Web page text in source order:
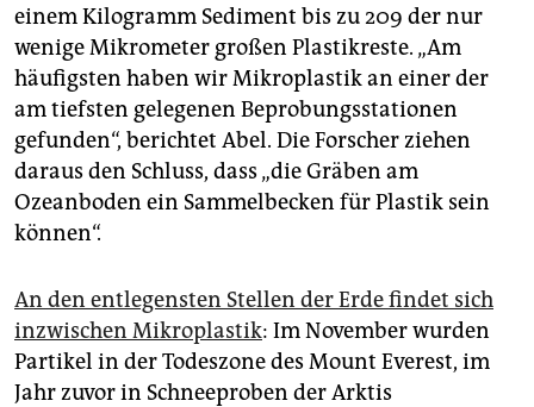
einem Kilogramm Sediment bis zu 209 der nur
wenige Mikrometer großen Plastikreste. „Am
häufigsten haben wir Mikroplastik an einer der
am tiefsten gelegenen Beprobungsstationen
gefunden“, berichtet Abel. Die Forscher ziehen
daraus den Schluss, dass „die Gräben am
Ozeanboden ein Sammelbecken für Plastik sein
können“.
An den entlegensten Stellen der Erde findet sich
inzwischen Mikroplastik: Im November wurden
Partikel in der Todeszone des Mount Everest, im
Jahr zuvor in Schneeproben der Arktis